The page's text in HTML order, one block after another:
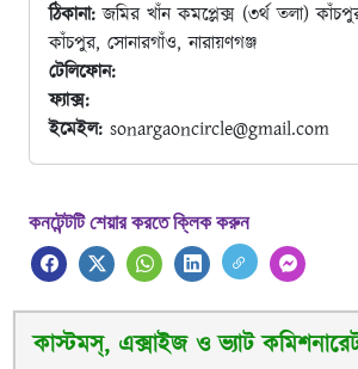
ঠিকানা: জমির খাঁন কমপ্লেক্স (৩র্থ তলা) কাঁচপুর
কাঁচপুর, সোনারগাঁও, নারায়ণগঞ্জ
টেলিফোন:
ফ্যাক্স:
ইমেইল: sonargaoncircle@gmail.com
কনটেন্টটি শেয়ার করতে ক্লিক করুন
কাস্টমস্, এক্সাইজ ও ভ্যাট